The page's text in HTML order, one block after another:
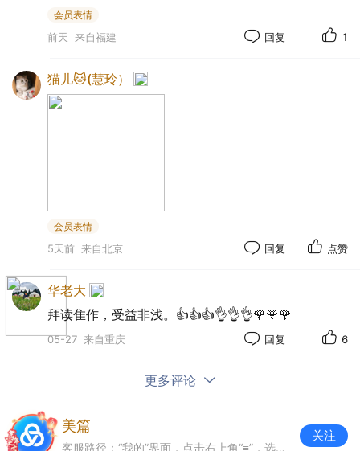
二. 我们收集和使用儿童个人信息的规则
我们可能收集您的孩子的个人信息的具体业务功能场
(一) 互动活动等主动提供信息场景
您在使用我们的产品中主动向我们提供您的孩子的个
未成年人模式是为更好地呵护未满18周岁未成年人
健康成长而提供的产品使用方案。
未成年人模式的开启/关闭：
1、在部分硬件设备端，您可以直接通过系统设置开
启/关闭未成年人模式。您开启/关闭后，您的硬件设
备将进入/退出未成年人模式，包括但不限于我们
APP在内的各APP将自动进入/退出未成年人模式；
开启/关闭的，可通过点击进入系统设置进行操作。
2、在部分硬件设备端，您尽可以在我们APP中，为
您的孩子开启/关闭我们APP提供的未成年模式。
会员表情
前天 来自福建 回复 1
猫儿🐱(慧玲）
会员表情
5天前 来自北京 回复 点赞
华老大
拜读隹作，受益非浅。👍👍👍👌👌👌🌹🌹🌹
05-27 来自重庆 回复 6
更多评论
美篇
客服路径：“我的”界面，点击右上角“≡”，选择“客服和帮助”
关注